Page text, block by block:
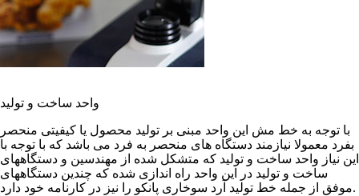
واحد ساخت و تولید
با توجه به خط مش این واحد مبنی بر تولید محصول یا کیفیتی منحصر
بفرد معمولا نیازمند دستگاه های منحصر به فرد می باشد که با توجه با
این نیاز واحد ساخت و تولید که متشکل شده از مهندسین و دستگاههای
ساخت و تولید در این واحد راه اندازی شده که چندین دستگاههای
موفق از جمله خط تولید آرد سوخاری پانکو را نیز در کارنامه خود دارد.